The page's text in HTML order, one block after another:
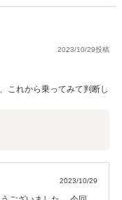
しくお願い致します。
2023/10/29投稿
これから乗ってみて判断し
2023/10/29